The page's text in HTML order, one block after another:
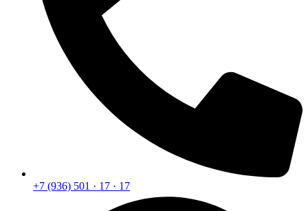
+7 (936) 501 · 17 · 17